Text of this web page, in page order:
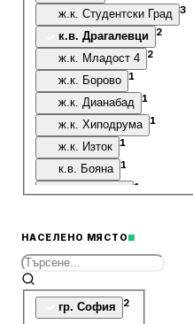
ж.к. Студентски Град 3
к.в. Драгалевци 2
ж.к. Младост 4 2
ж.к. Борово 1
ж.к. Дианабад 1
ж.к. Хиподрума 1
ж.к. Изток 1
к.в. Бояна 1
ж.к. Лозенец 1
ж.к. Младост 1
Жилищна Група - Зоопарк
НАСЕЛЕНО МЯСТО
гр. София 2